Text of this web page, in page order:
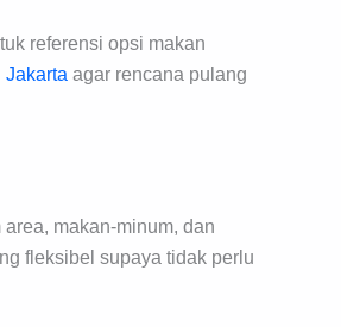
referensi opsi makan
Jakarta agar rencana pulang
makan-minum, dan
fleksibel supaya tidak perlu